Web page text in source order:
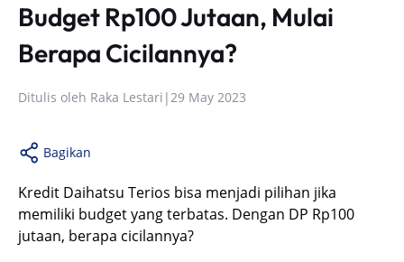
Budget Rp100 Jutaan, Mulai
Berapa Cicilannya?
Ditulis oleh Raka Lestari |29 May 2023
Bagikan
Kredit Daihatsu Terios bisa menjadi pilihan jika
memiliki budget yang terbatas. Dengan DP Rp100
jutaan, berapa cicilannya?